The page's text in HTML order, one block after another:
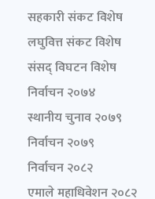
सहकारी संकट विशेष
लघुवित्त संकट विशेष
संसद् विघटन विशेष
निर्वाचन २०७४
स्थानीय चुनाव २०७९
निर्वाचन २०७९
निर्वाचन २०८२
एमाले महाधिवेशन २०८२